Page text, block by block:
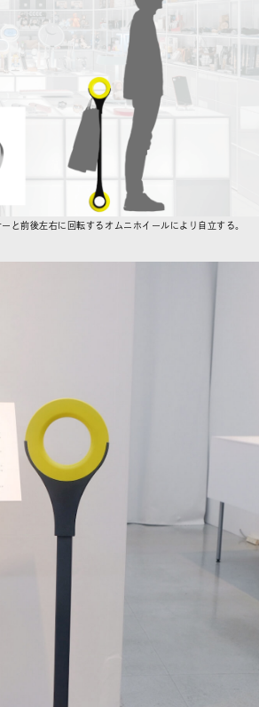
と前後左右に回転するオムニホイールにより自立する。